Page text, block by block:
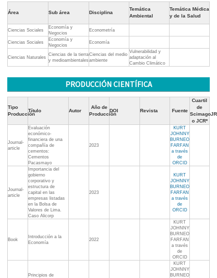
Área Sub área Disciplina
Temática
Ambiental
Temática Médica
y de la Salud
Ciencias Sociales
Economía y
Negocios
Econometría
Ciencias Sociales
Economía y
Negocios
Economía
Ciencias Naturales
Ciencias de la tierra
y medioambientales
Ciencias del medio
ambiente
Vulnerabilidad y
adaptación al
Cambio Climático
PRODUCCIÓN CIENTÍFICA
Tipo
Producción
Título Autor
Año de
Producción
DOI Revista Fuente
Cuartil
de
ScimagoJR
o JCR*
Journal-
article
Evaluación
económico-
financiera de una
compañía de
cementos:
Cementos
Pacasmayo
2023
KURT
JOHNNY
BURNEO
FARFAN
a través
de
ORCID
Journal-
article
Importancia del
gobierno
corporativo y
estructura de
capital en las
empresas listadas
en la Bolsa de
Valores de Lima.
Caso Alicorp
2023
KURT
JOHNNY
BURNEO
FARFAN
a través
de
ORCID
Book
Introducción a la
Economía
2022
KURT
JOHNNY
BURNEO
FARFAN
a través
de
ORCID
Principios de
KURT
JOHNNY
BURNEO